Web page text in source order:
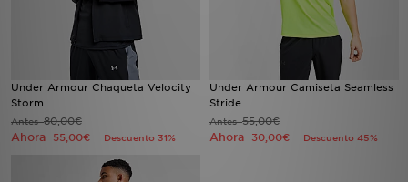
Under Armour Chaqueta Velocity
Storm
Antes80,00€
Ahora 55,00€ Descuento 31%
Under Armour Camiseta Seamless
Stride
Antes55,00€
Ahora 30,00€ Descuento 45%